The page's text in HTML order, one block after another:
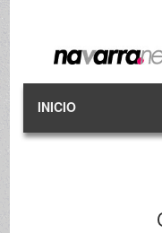
INICIO